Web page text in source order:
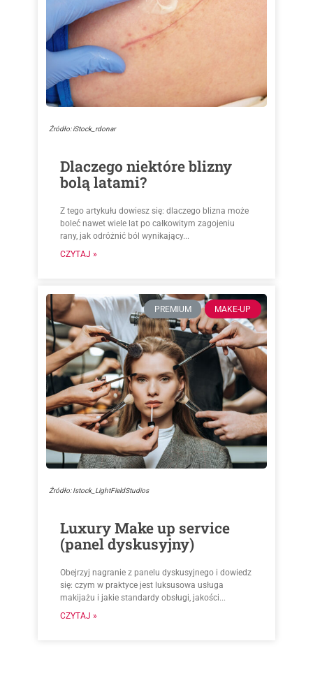
Źródło: iStock_rdonar
Dlaczego niektóre blizny
bolą latami?
Z tego artykułu dowiesz się: dlaczego blizna może
boleć nawet wiele lat po całkowitym zagojeniu
rany, jak odróżnić ból wynikający...
CZYTAJ »
PREMIUM MAKE-UP
Źródło: Istock_LightFieldStudios
Luxury Make up service
(panel dyskusyjny)
Obejrzyj nagranie z panelu dyskusyjnego i dowiedz
się: czym w praktyce jest luksusowa usługa
makijażu i jakie standardy obsługi, jakości...
CZYTAJ »